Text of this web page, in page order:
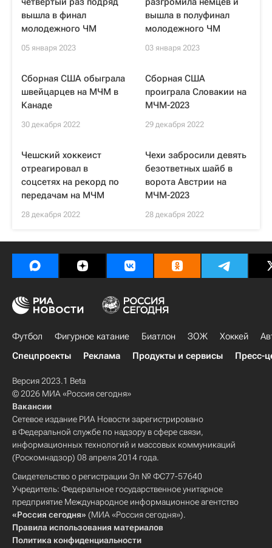
вышла в финал
молодежного ЧМ
05 января 2023
вышла в полуфинал
молодежного ЧМ
03 января 2023
Сборная США обыграла
швейцарцев на МЧМ в
Канаде
30 декабря 2022
Сборная США
проиграла Словакии на
МЧМ-2023
29 декабря 2022
Чешский хоккеист
отреагировал в
соцсетях на рекорд по
передачам на МЧМ
28 декабря 2022
Чехи забросили девять
безответных шайб в
ворота Австрии на
МЧМ-2023
28 декабря 2022
Футбол Фигурное катание Биатлон ЗОЖ Хоккей
Спецпроекты
Реклама Продукты и сервисы Пресс-
Версия 2023.1 Beta
© 2026 МИА «Россия сегодня»
Вакансии
Сетевое издание РИА Новости зарегистрировано
в Федеральной службе по надзору в сфере связи,
информационных технологий и массовых коммуникаций
(Роскомнадзор) 08 апреля 2014 года.
Свидетельство о регистрации Эл № ФС77-57640
Учредитель: Федеральное государственное унитарное
предприятие Международное информационное агентство
«Россия сегодня» (МИА «Россия сегодня»).
Правила использования материалов
Политика конфиденциальности